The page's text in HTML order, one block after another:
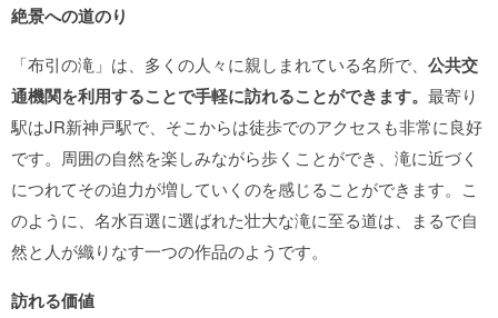
絶景への道のり
「布引の滝」は、多くの人々に親しまれている名所で、 公共交
通機関を利用することで手軽に訪れることができます。 最寄り
駅はJR新神戸駅で、そこからは徒歩でのアクセスも非常に良好
です。周囲の自然を楽しみながら歩くことができ、滝に近づく
につれてその迫力が増していくのを感じることができます。こ
のように、名水百選に選ばれた壮大な滝に至る道は、まるで自
然と人が織りなす一つの作品のようです。
訪れる価値